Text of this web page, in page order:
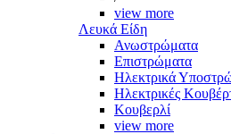
view more
Λευκά Είδη
Ανωστρώματα
Επιστρώματα
Ηλεκτρικά
Ηλεκτρικές
Κουβερλί
view more